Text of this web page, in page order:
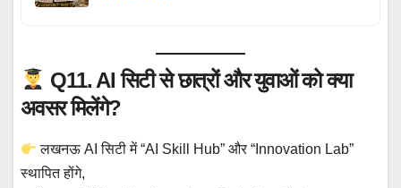
Q11. AI सिटी से छात्रों और युवाओं को क्या
अवसर मिलेंगे?
लखनऊ AI सिटी में “AI Skill Hub” और “Innovation Lab”
स्थापित होंगे,